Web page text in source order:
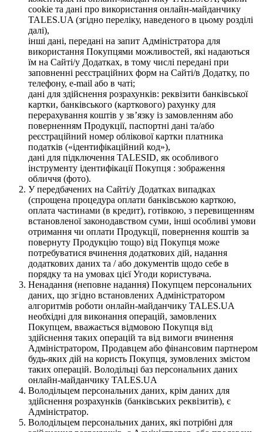
cookie та дані про використання онлайн-майданчику
TALES.UA (згідно переліку, наведеного в цьому розділі
далі),
інші дані, передані на запит Адміністратора для
використання Покупцями можливостей, які надаються
їм на Сайті/у Додатках, в тому числі передані при
заповненні реєстраційних форм на Сайті/в Додатку, по
телефону, e-mail або в чаті;
дані для здійснення розрахунків: реквізити банківської
картки, банківського (карткового) рахунку для
перерахування коштів у зв’язку із замовленням або
поверненням Продукції, паспортні дані та/або
реєстраційний номер облікової картки платника
податків («ідентифікаційний код»),
дані для підключення TALESID, як особливого
інструменту ідентифікації Покупця : зображення
обличчя (фото).
У передбачених на Сайті/у Додатках випадках
(спрощена процедура оплати банківською карткою,
оплата частинами (в кредит), готівкою, з перевищенням
встановленої законодавством суми, інші особливі умови
отримання чи оплати Продукції, повернення коштів за
повернуту Продукцію тощо) від Покупця може
потребуватися вчинення додаткових дій, надання
додаткових даних та / або документів щодо себе в
порядку та на умовах цієї Угоди користувача.
Ненадання (неповне надання) Покупцем персональних
даних, що згідно встановлених Адміністратором
алгоритмів роботи онлайн-майданчику TALES.UA
необхідні для виконання операцій, замовлених
Покупцем, вважається відмовою Покупця від
здійснення таких операцій та від вимоги вчинення
Адміністратором, Продавцем або фінансовим партнером
будь-яких дій на користь Покупця, зумовлених змістом
таких операцій. Володільці баз персональних даних
онлайн-майданчику TALES.UA
Володільцем персональних даних, крім даних для
здійснення розрахунків (банківських реквізитів), є
Адміністратор.
Володільцем персональних даних, які потрібні для